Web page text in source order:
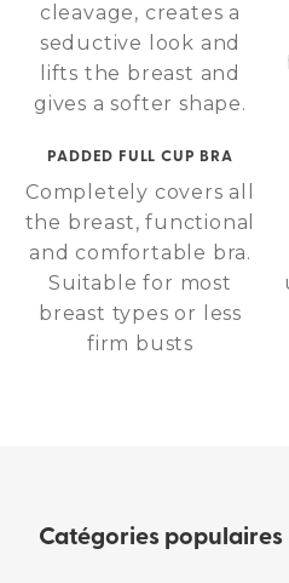
cleavage, creates a
seductive look and
lifts the breast and
gives a softer shape.
PADDED FULL CUP BRA
Completely covers all
the breast, functional
and comfortable bra.
Suitable for most
breast types or less
firm busts
Catégories populaires